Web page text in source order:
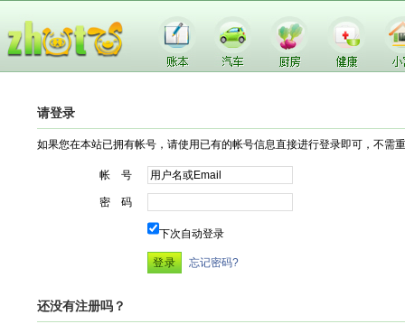
请登录
如果您在本站已拥有帐号，请使用已有的帐号信息直接进行登录即可，不需
帐 号
密 码
下次自动登录
忘记密码?
还没有注册吗？